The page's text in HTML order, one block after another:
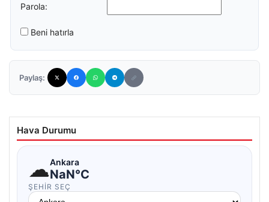
Parola:
Beni hatırla
Paylaş:
Hava Durumu
☁Ankara
NaN°C
ŞEHIR SEÇ